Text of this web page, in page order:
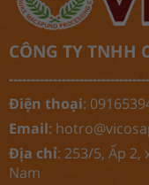
CÔNG TY TNHH
Điện thoại:
Email:
Địa chỉ: 253/5, Ấp 2,
Nam